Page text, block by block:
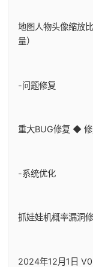
地图人物头像缩放
量）
-问题修复
重大BUG修复 ◆
-系统优化
抓娃娃机概率漏洞
2024年12月1日